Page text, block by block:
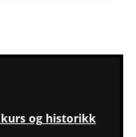
og historikk